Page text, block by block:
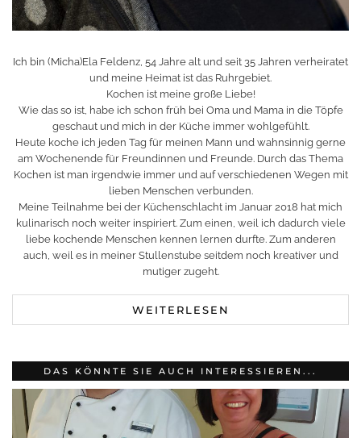
Ich bin (Micha)Ela Feldenz, 54 Jahre alt und seit 35 Jahren verheiratet
und meine Heimat ist das Ruhrgebiet.
Kochen ist meine große Liebe!
Wie das so ist, habe ich schon früh bei Oma und Mama in die Töpfe
geschaut und mich in der Küche immer wohlgefühlt.
Heute koche ich jeden Tag für meinen Mann und wahnsinnig gerne
am Wochenende für Freundinnen und Freunde. Durch das Thema
Kochen ist man irgendwie immer und auf verschiedenen Wegen mit
lieben Menschen verbunden.
Meine Teilnahme bei der Küchenschlacht im Januar 2018 hat mich
kulinarisch noch weiter inspiriert. Zum einen, weil ich dadurch viele
liebe kochende Menschen kennen lernen durfte. Zum anderen
auch, weil es in meiner Stullenstube seitdem noch kreativer und
mutiger zugeht.
WEITERLESEN
DAS KÖNNTE SIE AUCH INTERESSIEREN...